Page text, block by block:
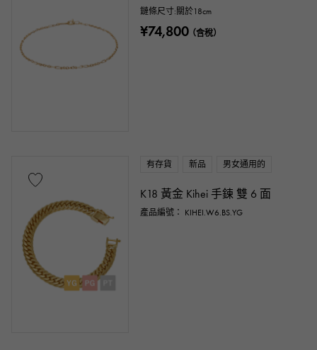
鏈條尺寸:關於18cm
¥74,800（含稅）
有存貨 新品 男女通用的
K18 黃金 Kihei 手鍊 雙 6 面
產品編號： KIHEI.W6.BS.YG